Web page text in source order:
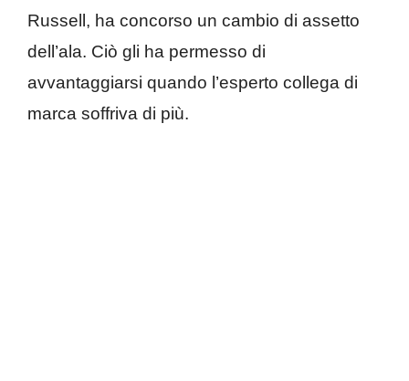
Russell, ha concorso un cambio di assetto
dell’ala. Ciò gli ha permesso di
avvantaggiarsi quando l’esperto collega di
marca soffriva di più.